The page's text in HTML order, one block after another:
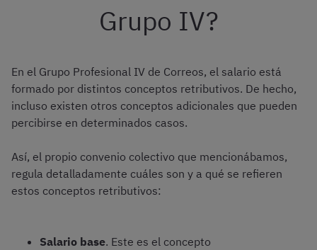
Grupo IV?
En el Grupo Profesional IV de Correos, el salario está
formado por distintos conceptos retributivos. De hecho,
incluso existen otros conceptos adicionales que pueden
percibirse en determinados casos.
Así, el propio convenio colectivo que mencionábamos,
regula detalladamente cuáles son y a qué se refieren
estos conceptos retributivos:
Salario base. Este es el concepto